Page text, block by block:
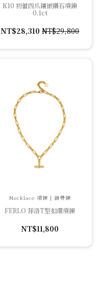
K10 初蕾四爪鑲嵌鑽石項鍊
0.1ct
NT$29,800
原
價
NT$28,310目
價
Necklace 項鍊 | 鎖骨鍊
FERLO 菲洛T型扣環項鍊
NT$11,800